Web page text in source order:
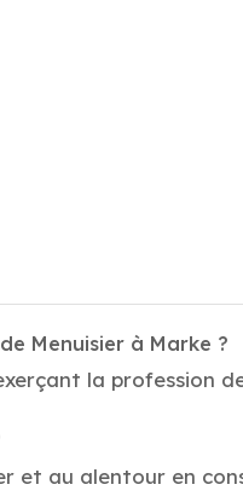
Menuisier à Marke ?
la profession
et au alentour en